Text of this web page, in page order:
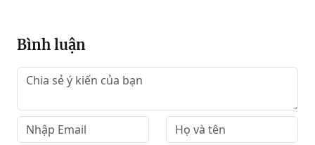
Bình luận